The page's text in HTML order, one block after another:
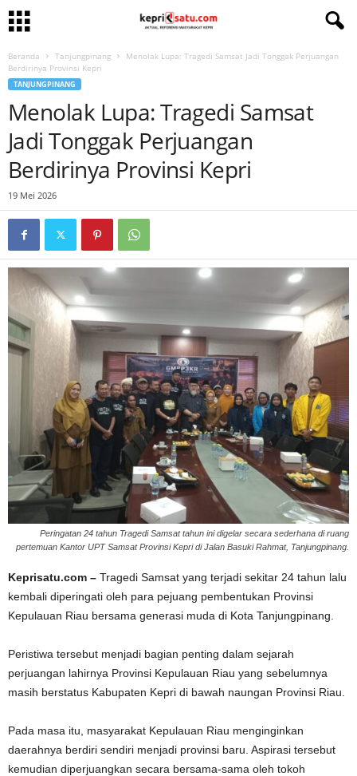
Beranda Tanjungpinang
Menolak Lupa: Tragedi Samsat Jadi Tonggak Perjuangan
Berdirinya Provinsi Kepri
TANJUNGPINANG
Menolak Lupa: Tragedi Samsat
Jadi Tonggak Perjuangan
Berdirinya Provinsi Kepri
19 Mei 2026
Peringatan 24 tahun Tragedi Samsat tahun ini digelar secara sederhana di ruang
pertemuan Kantor UPT Samsat Provinsi Kepri di Jalan Basuki Rahmat, Tanjungpinang.
Keprisatu.com – Tragedi Samsat yang terjadi sekitar 24 tahun lalu
kembali diperingati oleh para pejuang pembentukan Provinsi
Kepulauan Riau bersama generasi muda di Kota Tanjungpinang.
Peristiwa tersebut menjadi bagian penting dalam sejarah
perjuangan lahirnya Provinsi Kepulauan Riau yang sebelumnya
masih berstatus Kabupaten Kepri di bawah naungan Provinsi Riau.
Pada masa itu, masyarakat Kepulauan Riau menginginkan
daerahnya berdiri sendiri menjadi provinsi baru. Aspirasi tersebut
kemudian diperjuangkan secara bersama-sama oleh tokoh